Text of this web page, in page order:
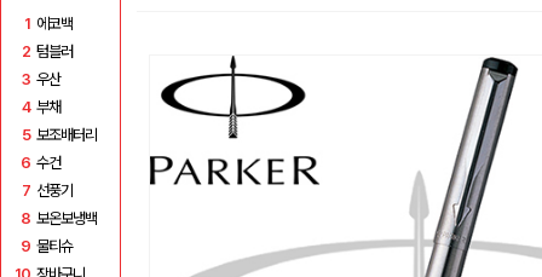
1 에코백
2 텀블러
3 우산
4 부채
5 보조배터리
6 수건
7 선풍기
8 보온보냉백
9 물티슈